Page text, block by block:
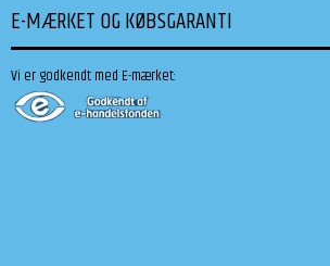
E-MÆRKET OG KØBSGARANTI
Vi er godkendt med E-mærket: